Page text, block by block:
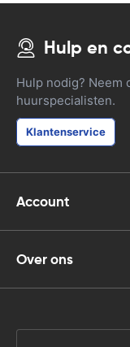
Hulp en
Hulp nodig? Neem
huurspecialisten.
Klantenservice
Account
Over ons